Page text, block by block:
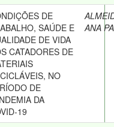
DE
SAÚDE E
DE VIDA
CATADORES DE
NO
DE
DA
19
ANA